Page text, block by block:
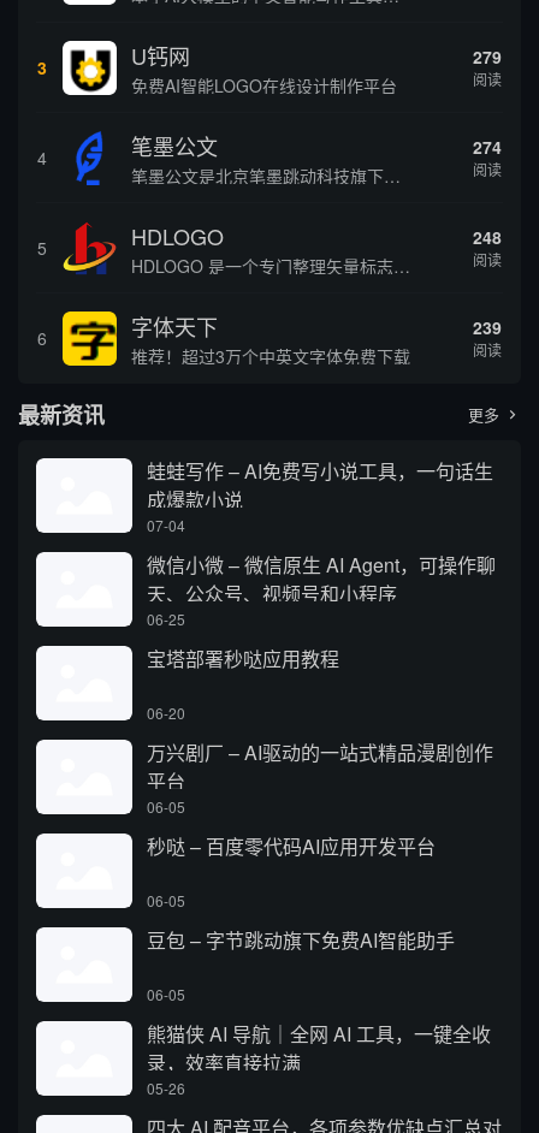
3 U钙网
免费AI智能LOGO在线设计制作平台
279
阅读
4 笔墨公文
笔墨公文是北京笔墨跳动科技旗下垂直公文赛道 AIGC 创作平台，深耕体制公文专业场景，依托海量标准公文语料训练专属大模型。平台整合 AI 公文生成、全维度智能校对、范文库、实时更新素材库、标准化公文模板五大核心板块，兼顾公文快速撰写、文稿合...
274
阅读
5 HDLOGO
HDLOGO 是一个专门整理矢量标志和图标的网站，提供各类品牌和公司的矢量标志下载服务，主要面向设计师、营销人员和企业用户，帮他们获取高质量的品牌标识资源。
248
阅读
6 字体天下
推荐！超过3万个中英文字体免费下载
239
阅读
最新资讯 更多 
蛙蛙写作 – AI免费写小说工具，一句话生
成爆款小说
07-04
微信小微 – 微信原生 AI Agent，可操作聊
天、公众号、视频号和小程序
06-25
宝塔部署秒哒应用教程
06-20
万兴剧厂 – AI驱动的一站式精品漫剧创作
平台
06-05
秒哒 – 百度零代码AI应用开发平台
06-05
豆包 – 字节跳动旗下免费AI智能助手
06-05
熊猫侠 AI 导航｜全网 AI 工具，一键全收
录，效率直接拉满
05-26
四大 AI 配音平台，各项参数优缺点汇总对